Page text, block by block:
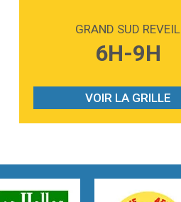
Phoebe Bridgers
Gracie Abrams
Heaven On Your Mind
GRAND SUD REVEIL
6H-9H
VOIR LA GRILLE